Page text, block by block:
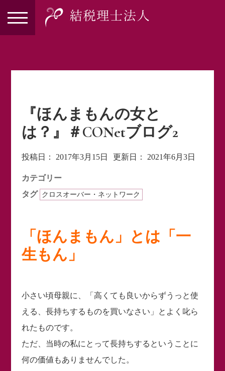
『ほんまもんの女と
は？』＃CONetブログ2
投稿日： 2017年3月15日 更新日： 2021年6月3日
カテゴリー
タグ
クロスオーバー・ネットワーク
「ほんまもん」とは「一
生もん」
小さい頃母親に、「高くても良いからずうっと使
える、長持ちするものを買いなさい」とよく叱ら
れたものです。
ただ、当時の私にとって長持ちするということに
何の価値もありませんでした。